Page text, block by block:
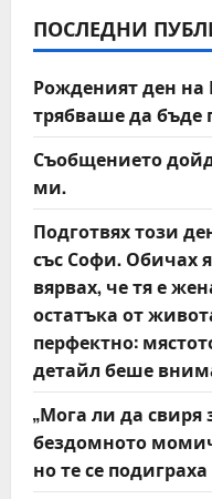
v
i
g
a
t
i
o
n
ПОСЛЕДНИ
Рожденият ден
трябваше да бъде
Съобщението
ми.
Подготвях този
със Софи. Обичах
вярвах, че тя е
остатъка от
перфектно:
детайл беше
„Мога ли да свиря
бездомното
но те се подиграха